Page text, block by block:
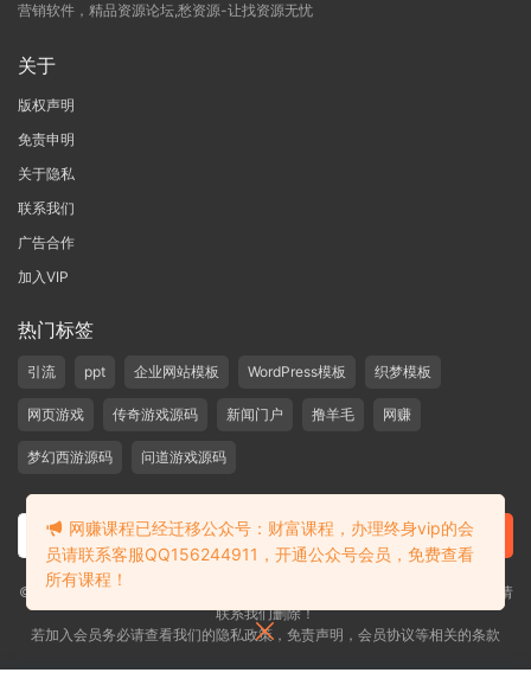
营销软件，精品资源论坛,愁资源-让找资源无忧
关于
版权声明
免责申明
关于隐私
联系我们
广告合作
加入VIP
热门标签
引流 ppt 企业网站模板 WordPress模板 织梦模板
网页游戏 传奇游戏源码 新闻门户 撸羊毛 网赚
梦幻西游源码 问道游戏源码
©2019-2020 愁资源 站内大部分资源收集于网络，若侵犯了您的合法权益，请
联系我们删除！
若加入会员务必请查看我们的隐私政策，免责声明，会员协议等相关的条款
网赚课程已经迁移公众号：财富课程，办理终身vip的会
员请联系客服QQ156244911，开通公众号会员，免费查看
所有课程！